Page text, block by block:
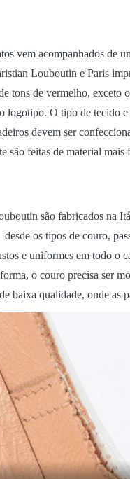
vem acompanhados de
Louboutin e Paris
tons de vermelho, exceto
logotipo. O tipo de tecido
devem ser
são feitas de material
são fabricados na
desde os tipos de couro,
e uniformes em todo o
o couro precisa ser
baixa qualidade, onde as